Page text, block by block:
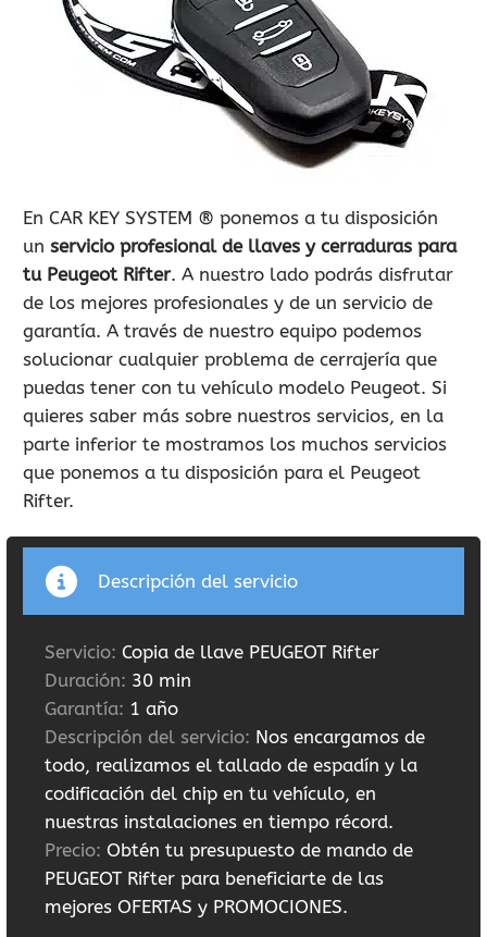
900 802 604
LLAMA GRATIS
En CAR KEY SYSTEM ® ponemos a tu disposición
un servicio profesional de llaves y cerraduras para
tu Peugeot Rifter. A nuestro lado podrás disfrutar
de los mejores profesionales y de un servicio de
garantía. A través de nuestro equipo podemos
solucionar cualquier problema de cerrajería que
puedas tener con tu vehículo modelo Peugeot. Si
quieres saber más sobre nuestros servicios, en la
parte inferior te mostramos los muchos servicios
que ponemos a tu disposición para el Peugeot
Rifter.
Descripción del servicio
Servicio: Copia de llave PEUGEOT Rifter
Duración: 30 min
Garantía: 1 año
Descripción del servicio: Nos encargamos de
todo, realizamos el tallado de espadín y la
codificación del chip en tu vehículo, en
nuestras instalaciones en tiempo récord.
Precio: Obtén tu presupuesto de mando de
PEUGEOT Rifter para beneficiarte de las
mejores OFERTAS y PROMOCIONES.